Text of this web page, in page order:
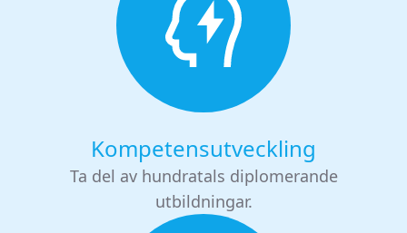
Kompetensutveckling
Ta del av hundratals diplomerande
utbildningar.